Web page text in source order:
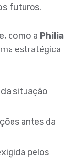
futuros.
como a Philia
estratégica
situação
antes da
pelos